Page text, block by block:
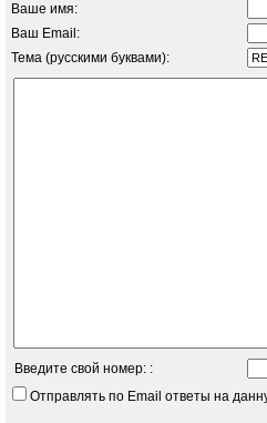
Ваше имя:
Ваш Email:
Тема (русскими буквами):
Введите свой номер: :
Отправлять по Email ответы на